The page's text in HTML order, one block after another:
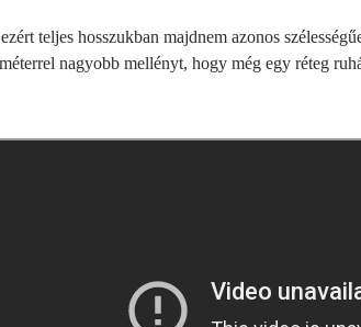
teljes hosszukban majdnem azonos
nagyobb mellényt, hogy még egy réteg